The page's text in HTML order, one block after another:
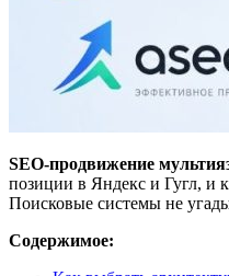
SEO-продвижение
позиции в Яндекс и Гугл, и
Поисковые системы не
Содержимое: